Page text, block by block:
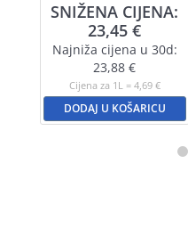
SNIŽENA CIJENA:
23,45€
Najniža cijena u 30d:
23,88€
Cijena za 1L = 4,69 €
DODAJ U KOŠARICU